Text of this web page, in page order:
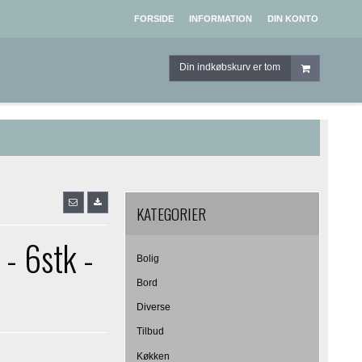
FORSIDE INFORMATION DIN KONTO
Din indkøbskurv er tom
6stk -
KATEGORIER
Bolig
Bord
Diverse
Tilbud
Køkken